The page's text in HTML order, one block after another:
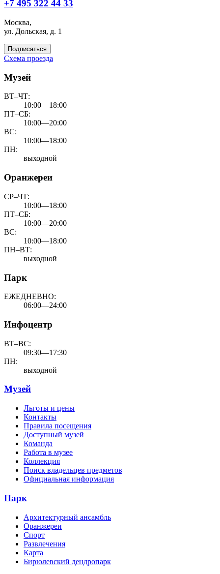
+7 495 322 44 33
Москва,
ул. Дольская, д. 1
Подписаться
Схема проезда
Музей
ВТ–ЧТ:
10:00—18:00
ПТ–СБ:
10:00—20:00
ВС:
10:00—18:00
ПН:
выходной
Оранжереи
СР–ЧТ:
10:00—18:00
ПТ–СБ:
10:00—20:00
ВС:
10:00—18:00
ПН–ВТ:
выходной
Парк
ЕЖЕДНЕВНО:
06:00—24:00
Инфоцентр
ВТ–ВС:
09:30—17:30
ПН:
выходной
Музей
Льготы и цены
Контакты
Правила посещения
Доступный музей
Команда
Работа в музее
Коллекция
Поиск владельцев предметов
Официальная информация
Парк
Архитектурный ансамбль
Оранжереи
Спорт
Развлечения
Карта
Бирюлевский дендропарк